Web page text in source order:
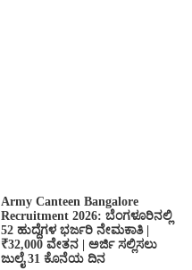
Army Canteen Bangalore
Recruitment 2026: ಬೆಂಗಳೂರಿನಲ್ಲಿ
52 ಹುದ್ದೆಗಳ ಭರ್ಜರಿ ನೇಮಕಾತಿ |
₹32,000 ವೇತನ | ಅರ್ಜಿ ಸಲ್ಲಿಸಲು
ಜುಲೈ 31 ಕೊನೆಯ ದಿನ